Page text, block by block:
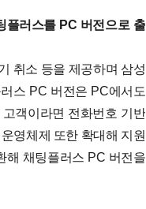
플러스를 PC 버전으로 출
취소 등을 제공하며 삼성
스 PC 버전은 PC에서도
객이라면 전화번호 기반
영체제 또한 확대해 지원
해 채팅플러스 PC 버전을